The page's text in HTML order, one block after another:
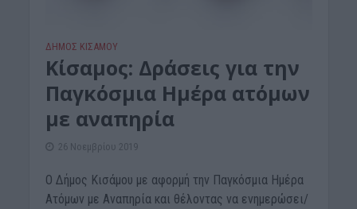
ΔΉΜΟΣ ΚΙΣΆΜΟΥ
Κίσαμος: Δράσεις για την
Παγκόσμια Ημέρα ατόμων
με αναπηρία
26 Νοεμβρίου 2019
Ο Δήμος Κισάμου με αφορμή την Παγκόσμια Ημέρα
Ατόμων με Αναπηρία και θέλοντας να ενημερώσει/